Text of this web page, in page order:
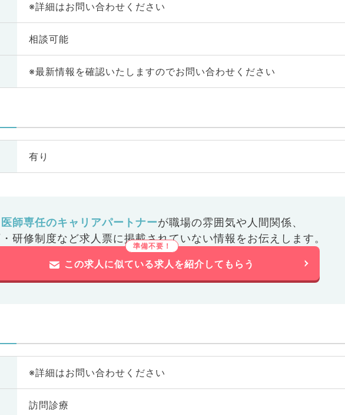
※詳細はお問い合わせください
相談可能
※最新情報を確認いたしますのでお問い合わせください
有り
医師専任のキャリアパートナーが職場の雰囲気や人間関係、
研修制度など求人票に掲載されていない情報をお伝えします。
この求人に似ている求人を紹介してもらう
※詳細はお問い合わせください
訪問診療